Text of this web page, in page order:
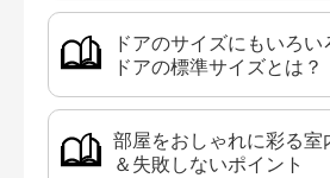
ドアのサイズにもいろ
ドアの標準サイズとは？
部屋をおしゃれに彩る室
＆失敗しないポイント